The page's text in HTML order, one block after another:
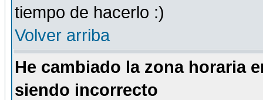
tiempo de hacerlo :)
Volver arriba
He cambiado la zona horaria
siendo incorrecto